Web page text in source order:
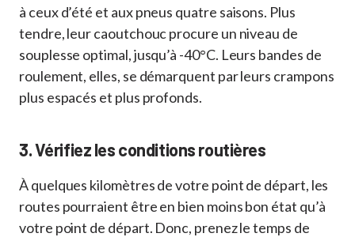
à ceux d’été et aux pneus quatre saisons. Plus
tendre, leur caoutchouc procure un niveau de
souplesse optimal, jusqu’à -40°C. Leurs bandes de
roulement, elles, se démarquent par leurs crampons
plus espacés et plus profonds.
3. Vérifiez les conditions routières
À quelques kilomètres de votre point de départ, les
routes pourraient être en bien moins bon état qu’à
votre point de départ. Donc, prenez le temps de